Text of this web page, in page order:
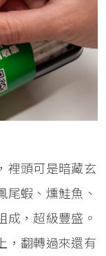
裡頭可是暗藏玄
尾蝦、燻鮭魚、
成，超級豐盛。
，翻轉過來還有